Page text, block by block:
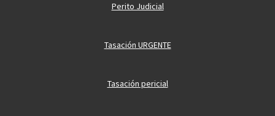
Perito Judicial
Tasación URGENTE
Tasación pericial